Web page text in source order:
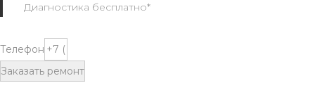
Диагностика бесплатно*
Телефон
Заказать ремонт